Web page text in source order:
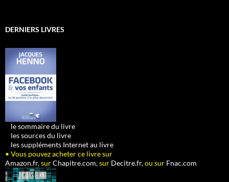
DERNIERS LIVRES
le sommaire du livre
les sources du livre
les suppléments Internet au livre
• Vous pouvez acheter ce livre sur
Amazon.fr,surChapitre.com,sur Decitre.fr,ou sur Fnac.com